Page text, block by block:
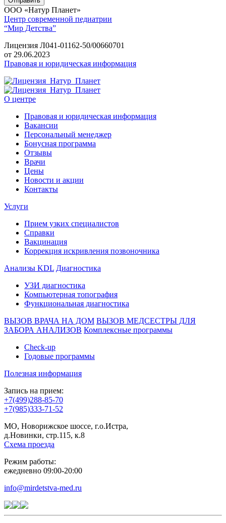
ООО «Натур Планет»
Центр современной педиатрии
“Мир Детства”
Лицензия Л041-01162-50/00660701
от 29.06.2023
Правовая и юридическая информация
О центре
Правовая и юридическая информация
Вакансии
Персональный менеджер
Бонусная программа
Отзывы
Врачи
Цены
Новости и акции
Контакты
Услуги
Прием узких специалистов
Справки
Вакцинация
Коррекция искривления позвоночника
Анализы KDL Диагностика
УЗИ диагностика
Компьютерная топография
Функциональная диагностика
ВЫЗОВ ВРАЧА НА ДОМ ВЫЗОВ МЕДСЕСТРЫ ДЛЯ
ЗАБОРА АНАЛИЗОВ Комплексные программы
Check-up
Годовые программы
Полезная информация
Запись на прием:
+7(499)288-85-70
+7(985)333-71-52
МО, Новорижское шоссе, г.о.Истра,
д.Новинки, стр.115, к.8
Схема проезда
Режим работы:
ежедневно 09:00-20:00
info@mirdetstva-med.ru